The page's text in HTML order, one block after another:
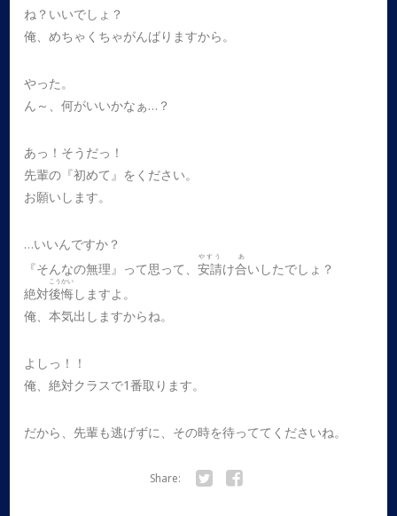
ね？いいでしょ？
俺、めちゃくちゃがんばりますから。
やった。
ん～、何がいいかなぁ…？
あっ！そうだっ！
先輩の『初めて』をください。
お願いします。
…いいんですか？
『そんなの無理』って思って、安請
やすう
け合
あ
いしたでしょ？
絶対後悔
こうかい
しますよ。
俺、本気出しますからね。
よしっ！！
俺、絶対クラスで1番取ります。
だから、先輩も逃げずに、その時を待っててくださいね。
Share: